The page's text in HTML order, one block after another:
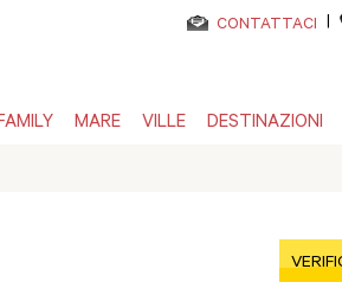
CONTATTACI |
MARE VILLE DESTINAZIONI